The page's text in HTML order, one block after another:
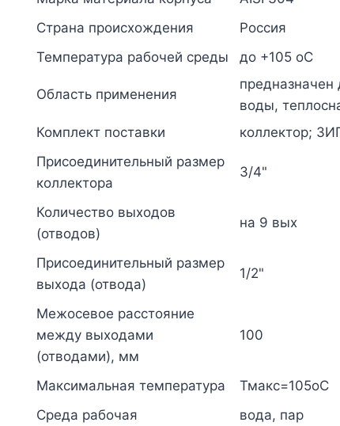
1/2"
НР
м/
100мм
Металл
5107
Страна происхождения
Россия
Температура рабочей среды
до +105 oC
Область применения
предназначен
воды,
Комплект поставки
коллектор;
Присоединительный размер
коллектора
3/4"
Количество выходов
(отводов)
на 9 вых
Присоединительный размер
выхода (отвода)
1/2"
Межосевое расстояние
между выходами
(отводами), мм
100
Максимальная температура
Тмакс=105оС
Среда рабочая
вода, пар